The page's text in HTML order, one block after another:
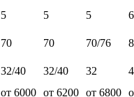
5 5 5
6
70 70 70/76
32/40 32/40 32
от 6000 от 6200 от 6800